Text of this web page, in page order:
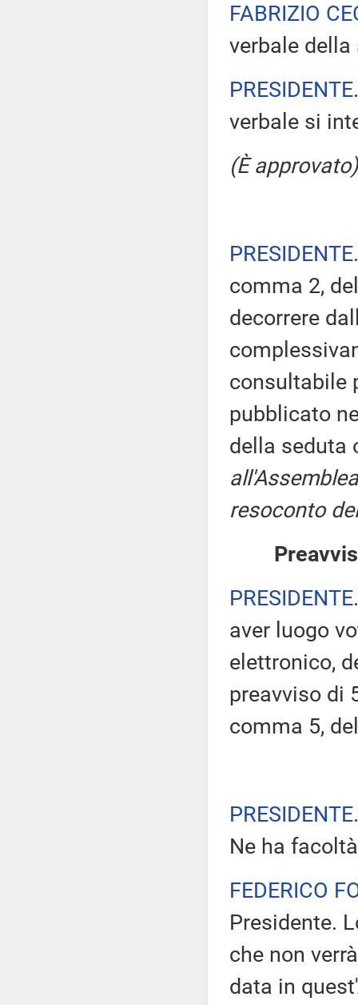
FABRIZIO
verbale
PRESIDENTE
verbale si
(È approvato)
PRESIDENTE
comma 2,
decorrere
consultabile
pubblicato
della seduta
resoconto
PRESIDENTE
aver luogo
elettronico,
preavviso di
comma 5,
PRESIDENTE
Ne ha
FEDERICO
Presidente.
che non
data in